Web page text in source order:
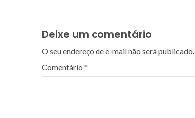
Deixe um comentário
O seu endereço de e-mail não será publicado.
Comentário *